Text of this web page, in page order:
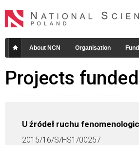
About NCN Organisation
Projects
U źródeł ruchu
2015/16/S/HS1/00257